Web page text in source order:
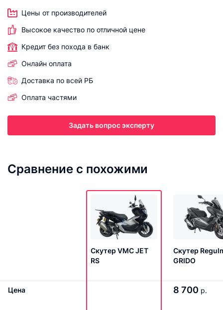
Цены от производителей
Высокое качество по отличной цене
Кредит без похода в банк
Онлайн оплата
Доставка по всей РБ
Оплата частями
Задать вопрос эксперту
Сравнение с похожими
Скутер VMC JET
RS
Скутер
GRIDO
Цена 8 700 р.